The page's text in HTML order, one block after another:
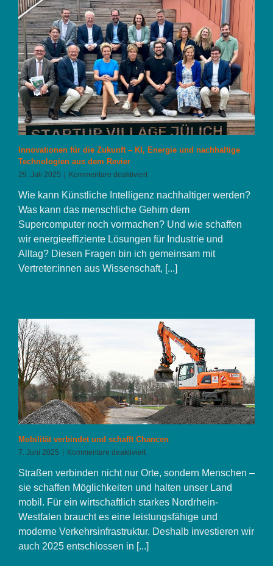
Innovationen für die Zukunft – KI, Energie und nachhaltige
Technologien aus dem Revier
29. Juli 2025 Kommentare deaktiviertfür
für
die
–
KI,
Energie
nachhaltige
Revier
Wie kann Künstliche Intelligenz nachhaltiger werden?
Was kann das menschliche Gehirn dem
Supercomputer noch vormachen? Und wie schaffen
wir energieeffiziente Lösungen für Industrie und
Alltag? Diesen Fragen bin ich gemeinsam mit
Vertreter:innen aus Wissenschaft, [...]
Mobilität verbindet und schafft Chancen
7. Juni 2025 | Kommentare deaktiviertfür
verbindet
und
Chancen
Straßen verbinden nicht nur Orte, sondern Menschen –
sie schaffen Möglichkeiten und halten unser Land
mobil. Für ein wirtschaftlich starkes Nordrhein-
Westfalen braucht es eine leistungsfähige und
moderne Verkehrsinfrastruktur. Deshalb investieren wir
auch 2025 entschlossen in [...]